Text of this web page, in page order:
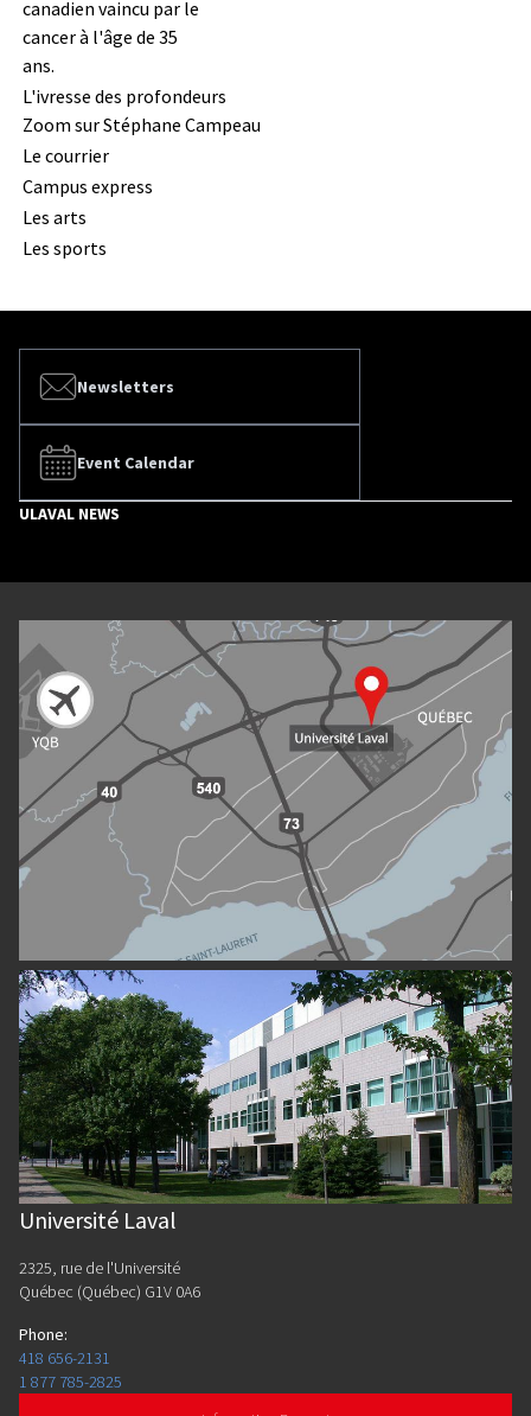
canadien vaincu par le
cancer à l'âge de 35
ans.
L'ivresse des profondeurs
Zoom sur Stéphane Campeau
Le courrier
Campus express
Les arts
Les sports
Newsletters
Event Calendar
ULAVAL NEWS
Université Laval
2325, rue de l'Université
Québec (Québec) G1V 0A6
Phone:
418 656-2131
1 877 785-2825